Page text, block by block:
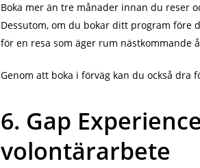
Boka mer än tre månader innan du reser
Dessutom, om du bokar ditt program före
för en resa som äger rum nästkommande
Genom att boka i förväg kan du också
6. Gap
volontärarbete